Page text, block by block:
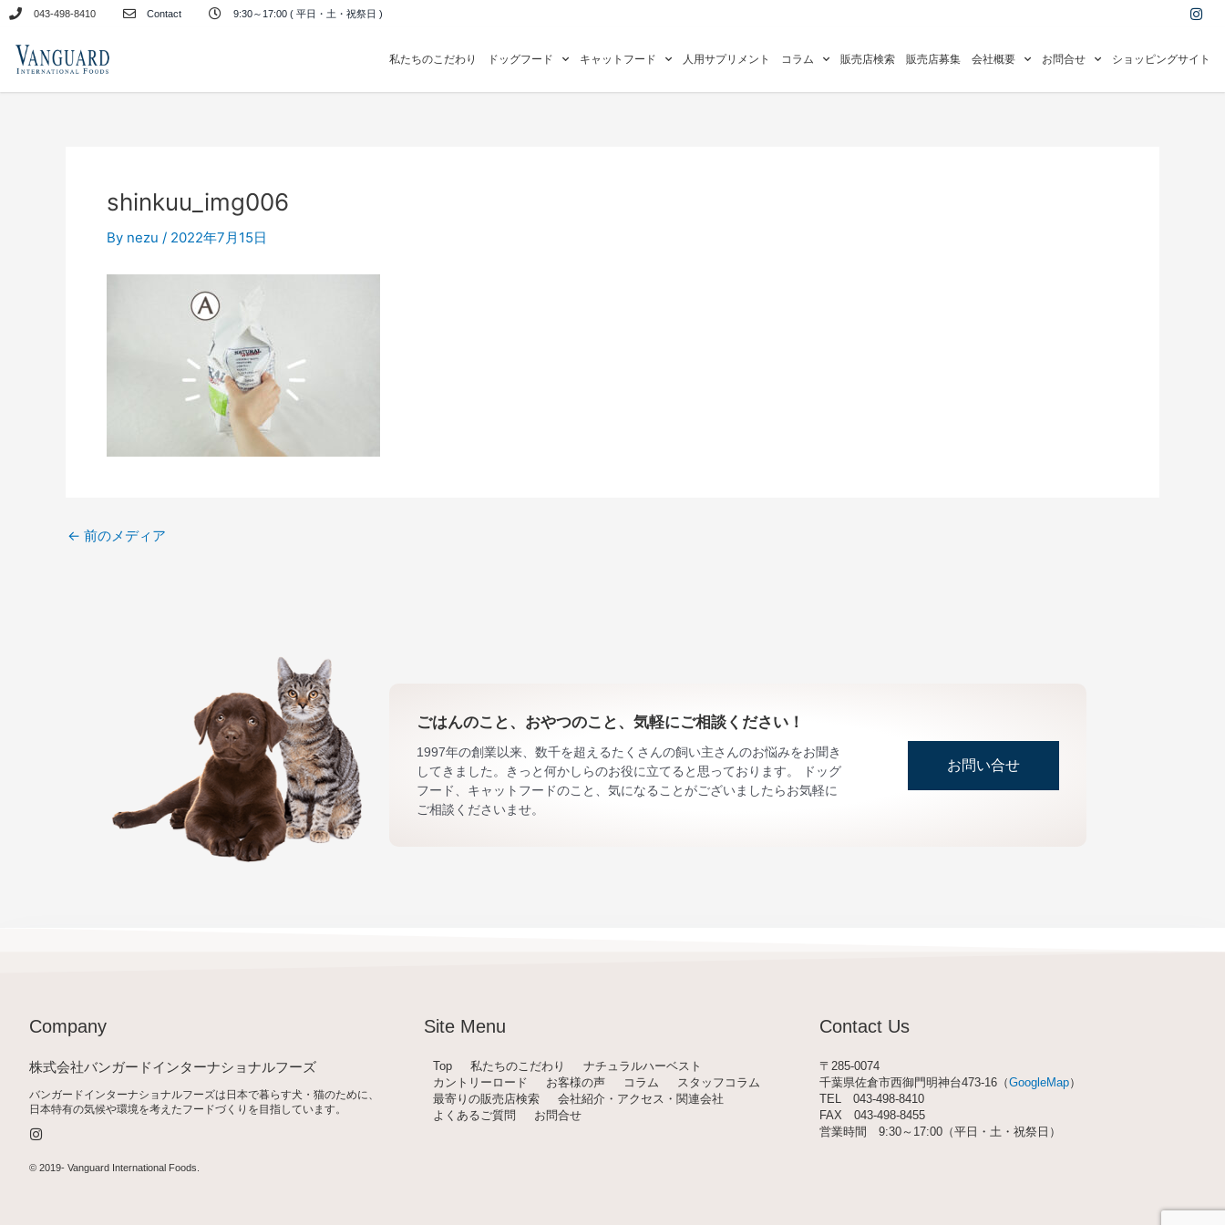
キ
043-498-8410 Contact 9:30～17:00 ( 平日・土・祝祭日 ) I
n
a
r
私たちのこだわり ドッグフード キャットフード 人用サプリメント コラム 販売店検索 販売店募集 会社概要 お問合せ ショッピングサイト
shinkuu_img006
By nezu / 2022年7月15日
← 前のメディア
ごはんのこと、おやつのこと、気軽にご相談ください！
1997年の創業以来、数千を超えるたくさんの飼い主さんのお悩みをお聞き
してきました。きっと何かしらのお役に立てると思っております。 ドッグ
フード、キャットフードのこと、気になることがございましたらお気軽に
ご相談くださいませ。
お問い合せ
Company
株式会社バンガードインターナショナルフーズ
バンガードインターナショナルフーズは日本で暮らす犬・猫のために、
日本特有の気候や環境を考えたフードづくりを目指しています。
n
t
a
© 2019- Vanguard International Foods
Site Menu
Top 私たちのこだわり
ナチュラルハーベスト
カントリーロード
お客様の声 コラム
スタッフコラム
最寄りの販売店検索
会社紹介・アクセス・関連会社
よくあるご質問
お問合せ
Contact Us
〒285-0074
千葉県佐倉市西御門明神台473-16（GoogleMap）
TEL 043-498-8410
FAX 043-498-8455
営業時間 9:30～17:00（平日・土・祝祭日）